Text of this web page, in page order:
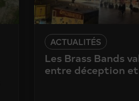
ACTUALITÉS
Les Brass Bands
entre déception